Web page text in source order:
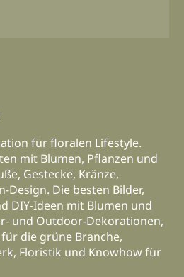
für floralen Lifestyle.
mit Blumen, Pflanzen und
Gestecke, Kränze,
Design. Die besten Bilder,
DIY-Ideen mit Blumen und
und Outdoor-Dekorationen,
die grüne Branche,
Floristik und Knowhow für